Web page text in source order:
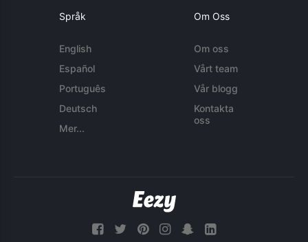
Språk
English
Español
Português
Deutsch
Mer...
Om Oss
Om oss
Vårt team
Vår blogg
Kontakta
oss